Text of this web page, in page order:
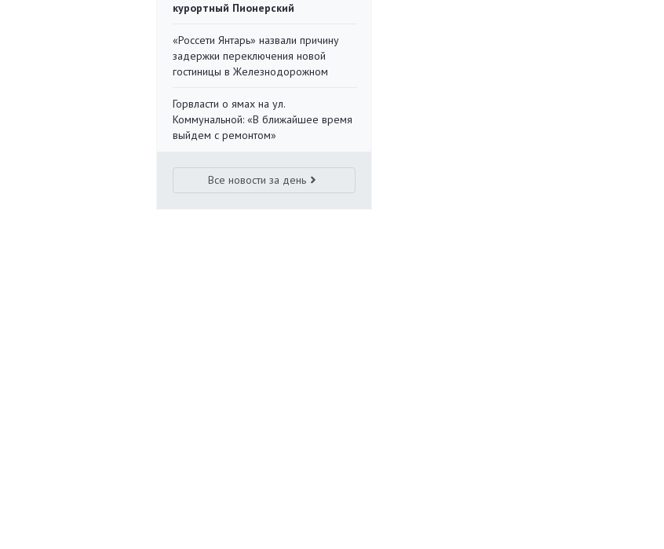
курортный Пионерский
«Россети Янтарь» назвали причину
задержки переключения новой
гостиницы в Железнодорожном
Горвласти о ямах на ул.
Коммунальной: «В ближайшее время
выйдем с ремонтом»
Все новости за день